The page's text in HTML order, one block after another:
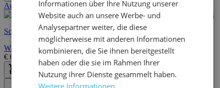
Ausstellungsraum
Schnelle Lieferung
Wandvitrine Collecty | 80 x 9,5 x 60 cm | Farben: Grau und Weiß
€ 69,95
Informationen über Ihre Nutzung unserer
Website auch an unsere Werbe- und
Analysepartner weiter, die diese
möglicherweise mit anderen Informationen
kombinieren, die Sie ihnen bereitgestellt
haben oder die sie im Rahmen Ihrer
Nutzung ihrer Dienste gesammelt haben.
Weitere Informationen